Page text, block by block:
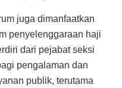
juga dimanfaatkan
penyelenggaraan haji
dari pejabat seksi
pengalaman dan
publik, terutama